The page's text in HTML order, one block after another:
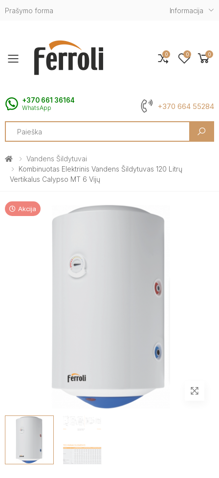
Prašymo forma Informacija
Toggle mobile menu
+370 661 36164
WhatsApp +370 664 55284
Search
0 0 0
Vandens Šildytuvai
Kombinuotas Elektrinis Vandens Šildytuvas 120 Litrų
Vertikalus Calypso MT 6 Vijų
Akcija